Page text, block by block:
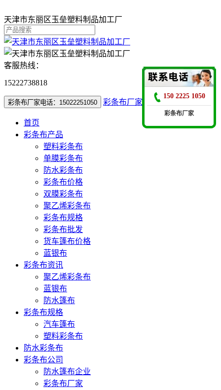
天津市东丽区玉垒塑料制品加工厂
客服热线：
15222738818
彩条布厂家电话：15022251050 彩条布厂家电话：15022251050
首页
彩条布产品
塑料彩条布
单膜彩条布
防水彩条布
彩条布价格
双膜彩条布
聚乙烯彩条布
彩条布规格
彩条布批发
货车篷布价格
蓝银布
彩条布资讯
聚乙烯彩条布
蓝银布
防水篷布
彩条布规格
汽车篷布
塑料彩条布
防水彩条布
彩条布公司
防水篷布企业
彩条布厂家
150 2225 1050
彩条布厂家